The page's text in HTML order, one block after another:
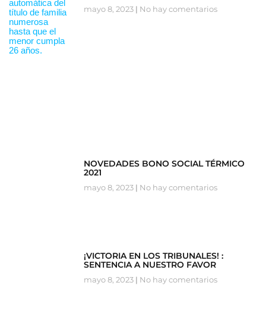
mayo 8, 2023 No hay comentarios
NOVEDADES BONO SOCIAL TÉRMICO
2021
mayo 8, 2023 No hay comentarios
¡VICTORIA EN LOS TRIBUNALES! :
SENTENCIA A NUESTRO FAVOR
mayo 8, 2023 No hay comentarios